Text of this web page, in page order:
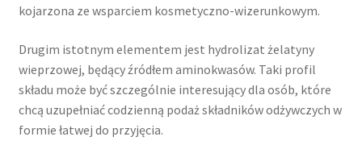
kojarzona ze wsparciem kosmetyczno-wizerunkowym.
Drugim istotnym elementem jest hydrolizat żelatyny
wieprzowej, będący źródłem aminokwasów. Taki profil
składu może być szczególnie interesujący dla osób, które
chcą uzupełniać codzienną podaż składników odżywczych w
formie łatwej do przyjęcia.